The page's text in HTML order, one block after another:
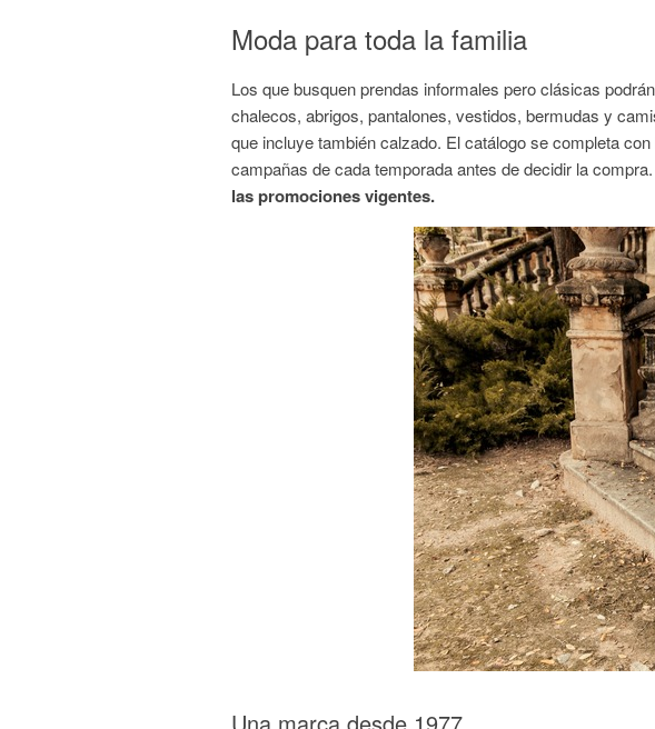
Moda para toda la familia
Los que busquen prendas informales pero clásicas
chalecos, abrigos, pantalones, vestidos, bermudas y
que incluye también calzado. El catálogo se completa
campañas de cada temporada antes de decidir la
las promociones vigentes.
Una marca desde 1977